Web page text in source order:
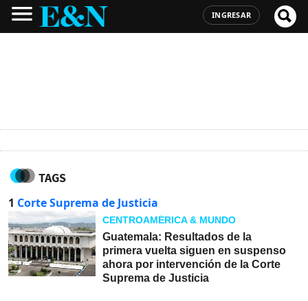
INGRESAR
TAGS
1 Corte Suprema de Justicia
CENTROAMÉRICA & MUNDO
Guatemala: Resultados de la
primera vuelta siguen en suspenso
ahora por intervención de la Corte
Suprema de Justicia